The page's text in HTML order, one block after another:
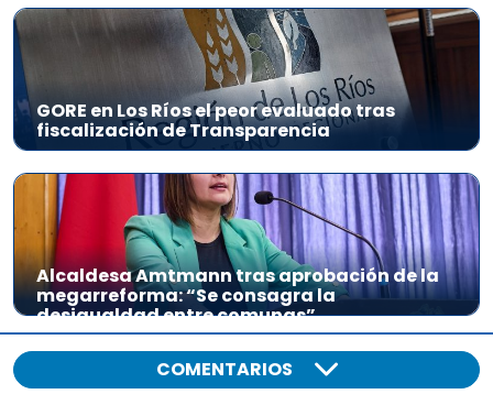
e
a
d
o
GORE en Los Ríos el peor evaluado tras
fiscalización de Transparencia
Alcaldesa Amtmann tras aprobación de la
megarreforma: “Se consagra la
desigualdad entre comunas”
COMENTARIOS